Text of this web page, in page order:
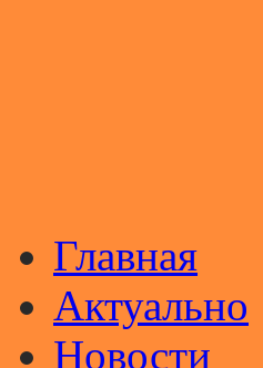
Главная
Актуально
Новости